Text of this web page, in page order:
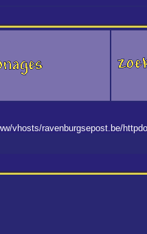
vhosts/ravenburgsepost.be/